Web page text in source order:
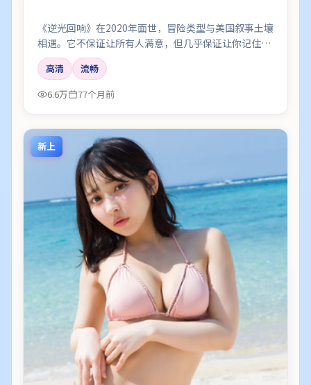
《逆光回响》在2020年面世，冒险类型与美国叙事土壤
相遇。它不保证让所有人满意，但几乎保证让你记住一
两个镜头、一两句对白，以及散场后心里那点挥之不去
的回声。
高清
流畅
6.6万
77个月前
新上